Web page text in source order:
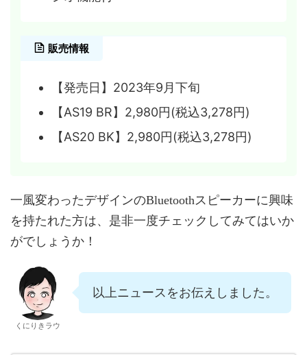
販売情報
【発売日】2023年9月下旬
【AS19 BR】2,980円(税込3,278円)
【AS20 BK】2,980円(税込3,278円)
一風変わったデザインのBluetoothスピーカーに興味
を持たれた方は、是非一度チェックしてみてはいか
がでしょうか！
くにりきラウ
以上ニュースをお伝えしました。